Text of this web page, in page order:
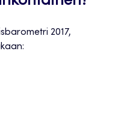
2017,